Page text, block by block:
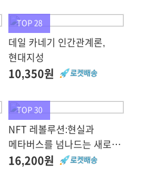
TOP 28
데일 카네기 인간관계론,
현대지성
10,350원
TOP 30
NFT 레볼루션:현실과
메타버스를 넘나드는 새로운
경제 생태계의 탄생,
16,200원